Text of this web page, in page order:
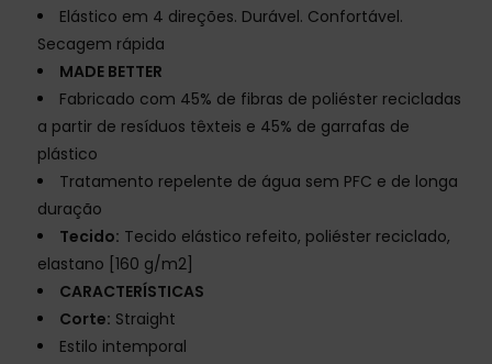
Elástico em 4 direções. Durável. Confortável.
Secagem rápida
MADE BETTER
Fabricado com 45% de fibras de poliéster recicladas
a partir de resíduos têxteis e 45% de garrafas de
plástico
Tratamento repelente de água sem PFC e de longa
duração
Tecido: Tecido elástico refeito, poliéster reciclado,
elastano [160 g/m2]
CARACTERÍSTICAS
Corte: Straight
Estilo intemporal